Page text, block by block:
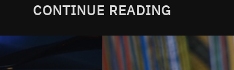
CONTINUE READING